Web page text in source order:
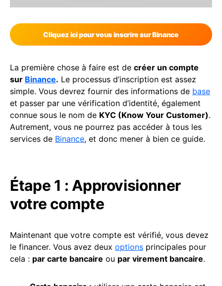
Cliquez ici pour vous inscrire sur Binance
La première chose à faire est de créer un compte
sur Binance. Le processus d’inscription est assez
simple. Vous devrez fournir des informations de base
et passer par une vérification d’identité, également
connue sous le nom de KYC (Know Your Customer).
Autrement, vous ne pourrez pas accéder à tous les
services de Binance, et donc mener à bien ce guide.
Étape 1 : Approvisionner
votre compte
Maintenant que votre compte est vérifié, vous devez
le financer. Vous avez deux options principales pour
cela : par carte bancaire ou par virement bancaire.